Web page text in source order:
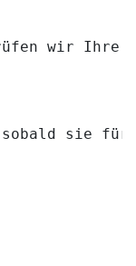
wir Ihre
sobald sie